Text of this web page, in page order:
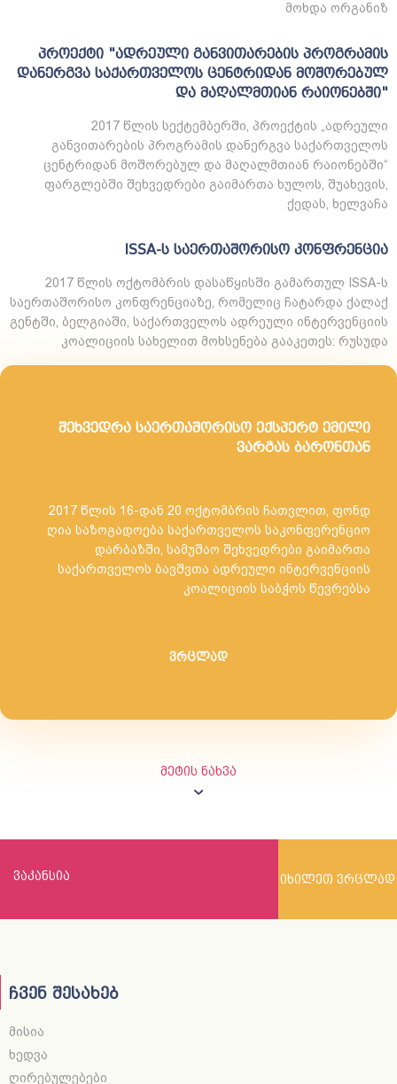
მოხდა ორგანიზ
პროექტი "ადრეული განვითარების პროგრამის
დანერგვა საქართველოს ცენტრიდან მოშორებულ
და მაღალმთიან რაიონებში"
2017 წლის სექტემბერში, პროექტის „ადრეული
განვითარების პროგრამის დანერგვა საქართველოს
ცენტრიდან მოშორებულ და მაღალმთიან რაიონებში“
ფარგლებში შეხვედრები გაიმართა ხულოს, შუახევის,
ქედას, ხელვაჩა
ISSA-ს საერთაშორისო კონფრენცია
2017 წლის ოქტომბრის დასაწყისში გამართულ ISSA-ს
საერთაშორისო კონფრენციაზე, რომელიც ჩატარდა ქალაქ
გენტში, ბელგიაში, საქართველოს ადრეული ინტერვენციის
კოალიციის სახელით მოხსენება გააკეთეს: რუსუდა
შეხვედრა საერთაშორისო ექსპერტ ემილი
ვარგას ბარონთან
2017 წლის 16-დან 20 ოქტომბრის ჩათვლით, ფონდ
ღია საზოგადოება საქართველოს საკონფერენციო
დარბაზში, სამუშაო შეხვედრები გაიმართა
საქართველოს ბავშვთა ადრეული ინტერვენციის
კოალიციის საბჭოს წევრებსა
ვრცლად
მეტის ნახვა
ვაკანსია იხილეთ ვრცლად
ჩვენ შესახებ
მისია
ხედვა
ღირებულებები